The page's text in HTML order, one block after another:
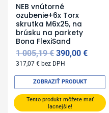
NEB vnútorné
ozubenie+6x Torx
skrutka M6x25, na
brúsku na parkety
Bona FlexiSand
1 005,19€ 390,00€
317,07€ bez DPH
Tento produkt môžete mať
lacnejšie!
ZOBRAZIŤ PRODUKT